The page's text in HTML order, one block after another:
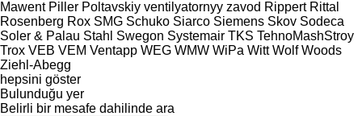
Mawent Piller Poltavskiy ventilyatornyy zavod Rippert Rittal
Rosenberg Rox SMG Schuko Siarco Siemens Skov Sodeca
Soler & Palau Stahl Swegon Systemair TKS TehnoMashStroy
Trox VEB VEM Ventapp WEG WMW WiPa Witt Wolf Woods
Ziehl-Abegg
hepsini göster
Bulunduğu yer
Belirli bir mesafe dahilinde ara